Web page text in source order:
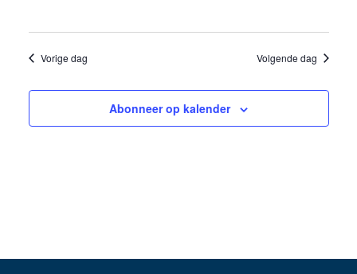
Vorige dag Volgende dag
Abonneer op kalender